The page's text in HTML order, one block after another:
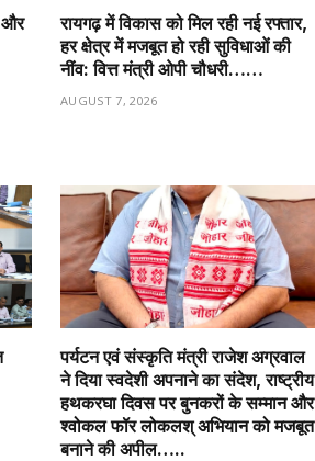
और
रायगढ़ में विकास को मिल रही नई रफ्तार,
हर क्षेत्र में मजबूत हो रही सुविधाओं की
नींव: वित्त मंत्री ओपी चौधरी……
AUGUST 7, 2026
पर्यटन एवं संस्कृति मंत्री राजेश अग्रवाल
ने दिया स्वदेशी अपनाने का संदेश, राष्ट्रीय
हथकरघा दिवस पर बुनकरों के सम्मान और
श्वोकल फॉर लोकलश् अभियान को मजबूत
बनाने की अपील…..